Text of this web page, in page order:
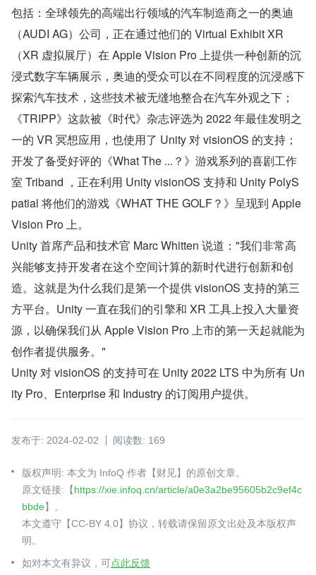
包括：全球领先的高端出行领域的汽车制造商之一的奥迪
（AUDI AG）公司，正在通过他们的 Virtual Exhibit XR
（XR 虚拟展厅）在 Apple Vision Pro 上提供一种创新的沉
浸式数字车辆展示，奥迪的受众可以在不同程度的沉浸感下
探索汽车技术，这些技术被无缝地整合在汽车外观之下；
《TRIPP》这款被《时代》杂志评选为 2022 年最佳发明之
一的 VR 冥想应用，也使用了 Unity 对 visionOS 的支持；
开发了备受好评的《What The ...？》游戏系列的喜剧工作
室 Triband ，正在利用 Unity visionOS 支持和 Unity PolyS
patial 将他们的游戏《WHAT THE GOLF？》呈现到 Apple
Vision Pro 上。
Unity 首席产品和技术官 Marc Whitten 说道："我们非常高
兴能够支持开发者在这个空间计算的新时代进行创新和创
造。这就是为什么我们是第一个提供 visionOS 支持的第三
方平台。Unity 一直在我们的引擎和 XR 工具上投入大量资
源，以确保我们从 Apple Vision Pro 上市的第一天起就能为
创作者提供服务。"
Unity 对 visionOS 的支持可在 Unity 2022 LTS 中为所有 Un
ity Pro、Enterprise 和 Industry 的订阅用户提供。
发布于: 2024-02-02 阅读数: 169
版权声明: 本文为 InfoQ 作者【财见】的原创文章。
原文链接:【https://xie.infoq.cn/article/a0e3a2be95605b2c9ef4c
bbde】。
本文遵守【CC-BY 4.0】协议，转载请保留原文出处及本版权声
明。
如对本文有异议，可点此反馈